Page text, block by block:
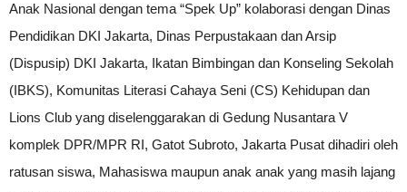
Anak Nasional dengan tema “Spek Up” kolaborasi dengan Dinas
Pendidikan DKI Jakarta, Dinas Perpustakaan dan Arsip
(Dispusip) DKI Jakarta, Ikatan Bimbingan dan Konseling Sekolah
(IBKS), Komunitas Literasi Cahaya Seni (CS) Kehidupan dan
Lions Club yang diselenggarakan di Gedung Nusantara V
komplek DPR/MPR RI, Gatot Subroto, Jakarta Pusat dihadiri oleh
ratusan siswa, Mahasiswa maupun anak anak yang masih lajang